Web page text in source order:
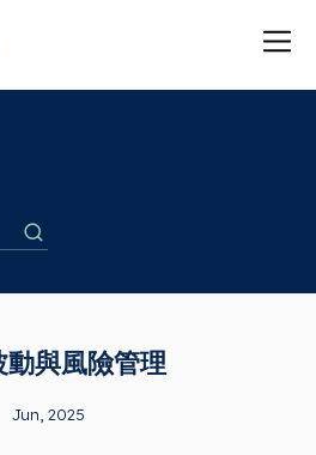
動與風險管理
Jun, 2025